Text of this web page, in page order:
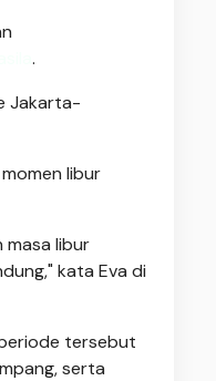
.
Jakarta-
libur
masa libur
kata Eva di
tersebut
serta